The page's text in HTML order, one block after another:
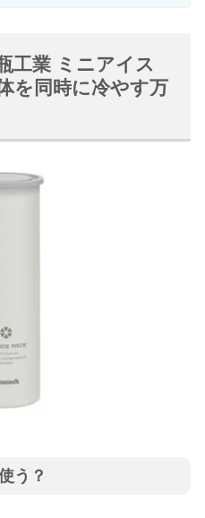
工業 ミニアイス
を同時に冷やす万
う？